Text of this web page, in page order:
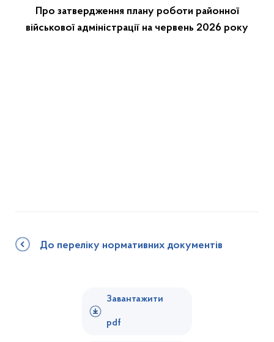
Про затвердження плану роботи районної
військової адміністрації на червень 2026 року
До переліку нормативних документів
Завантажити
pdf